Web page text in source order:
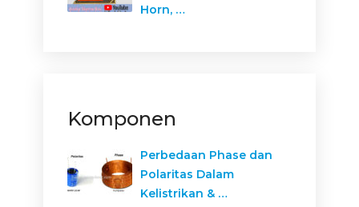
Horn, …
Komponen
Perbedaan Phase dan
Polaritas Dalam
Kelistrikan & …